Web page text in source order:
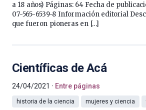
a 18 años) Páginas: 64 Fecha de
07-565-6539-8 Información editorial
que fueron pioneras en […]
Científicas de Acá
24/04/2021 Entre páginas
historia de la ciencia mujeres y ciencia